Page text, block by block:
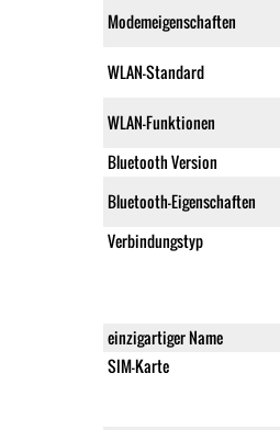
Modemeigenschaften
WLAN-Standard
WLAN-Funktionen
Bluetooth Version
Bluetooth-Eigenschaften
Verbindungstyp
einzigartiger Name
SIM-Karte